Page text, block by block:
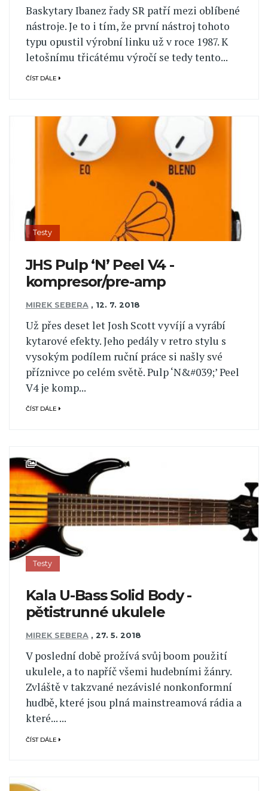
Baskytary Ibanez řady SR patří mezi oblíbené
nástroje. Je to i tím, že první nástroj tohoto
typu opustil výrobní linku už v roce 1987. K
letošnímu třicátému výročí se tedy tento...
ČÍST DÁLE
Testy
JHS Pulp ‘N’ Peel V4 -
kompresor/pre-amp
MIREK SEBERA , 12. 7. 2018
Už přes deset let Josh Scott vyvíjí a vyrábí
kytarové efekty. Jeho pedály v retro stylu s
vysokým podílem ruční práce si našly své
příznivce po celém světě. Pulp ‘N&#039;’ Peel
V4 je komp...
ČÍST DÁLE
Testy
Kala U-Bass Solid Body -
pětistrunné ukulele
MIREK SEBERA , 27. 5. 2018
V poslední době prožívá svůj boom použití
ukulele, a to napříč všemi hudebními žánry.
Zvláště v takzvané nezávislé nonkonformní
hudbě, které jsou plná mainstreamová rádia a
které... ...
ČÍST DÁLE